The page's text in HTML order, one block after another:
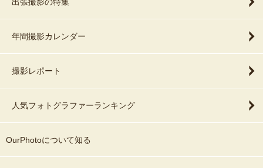
出張撮影の特集
年間撮影カレンダー
撮影レポート
人気フォトグラファーランキング
OurPhotoについて知る